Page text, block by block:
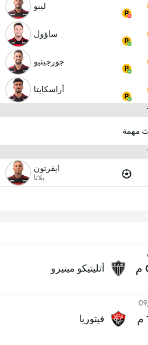
لينو
ساؤول
جورجينيو
أراسكايتا
مهمة
ايفرتون
بلاتا
أتليتيكو مينيرو
فيتوريا